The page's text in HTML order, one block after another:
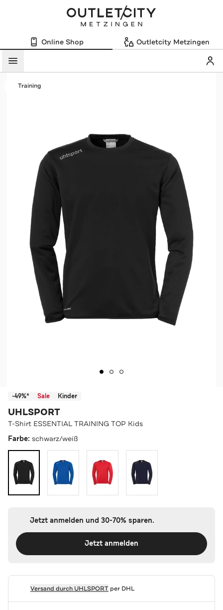
Online Shop Outletcity Metzingen
Menü
Training
-49%* Sale Kinder
UHLSPORT
T-Shirt ESSENTIAL TRAINING TOP Kids
Farbe: schwarz/weiß
Jetzt anmelden und 30-70% sparen.
Jetzt anmelden
Versand durch UHLSPORTper DHL